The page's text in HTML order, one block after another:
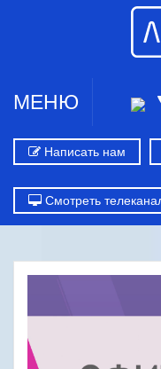
МЕНЮ
Написать нам
Смотреть